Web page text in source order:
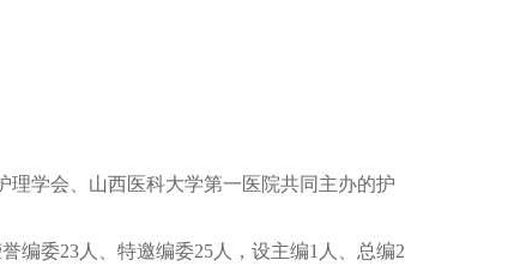
理学会、山西医科大学第一医院共同主办的护
编委23人、特邀编委25人，设主编1人、总编2